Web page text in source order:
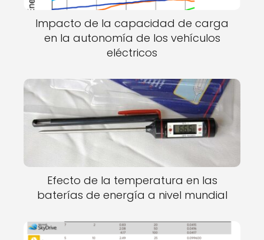
Impacto de la capacidad de carga
en la autonomía de los vehículos
eléctricos
Efecto de la temperatura en las
baterías de energía a nivel mundial